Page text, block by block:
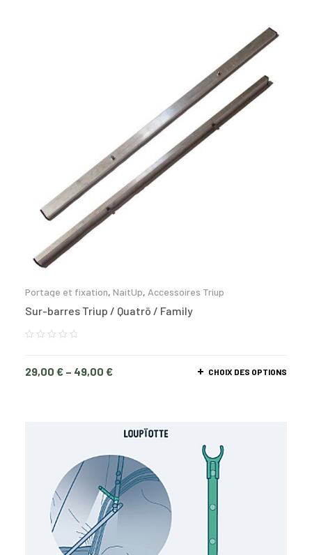
Portage et fixation, NaitUp, Accessoires Triup
Sur-barres Triup / Quatrö / Family
29,00 € – 49,00 € CHOIX DES OPTIONS